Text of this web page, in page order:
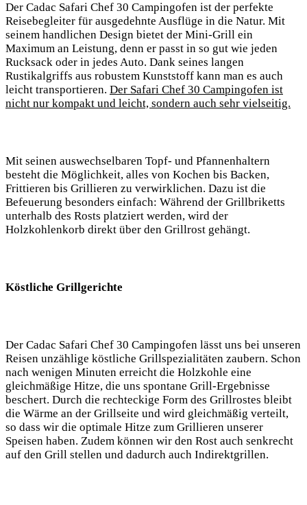
Der Cadac Safari Chef 30 Campingofen ist der perfekte
Reisebegleiter für ausgedehnte Ausflüge in‍ die Natur. Mit
seinem handlichen Design bietet⁤ der Mini-Grill ein
Maximum an Leistung, denn er passt in so gut wie jeden
Rucksack oder in jedes Auto. Dank seines⁣ langen
Rustikalgriffs ​aus robustem Kunststoff ⁤kann man es auch
leicht transportieren. Der Safari Chef ‌30 ⁢Campingofen ist
nicht nur kompakt und leicht, sondern auch sehr vielseitig.
Mit seinen auswechselbaren Topf- und Pfannenhaltern
besteht die Möglichkeit,‌ alles von Kochen bis Backen,
Frittieren bis Grillieren zu verwirklichen. Dazu ist die
Befeuerung besonders einfach: Während der Grillbriketts
unterhalb des Rosts platziert werden, wird der
Holzkohlenkorb direkt‍ über ​den Grillrost gehängt.
Köstliche Grillgerichte
Der Cadac Safari ⁢Chef 30 Campingofen lässt uns bei unseren
Reisen unzählige köstliche​ Grillspezialitäten zaubern. Schon⁢
nach wenigen Minuten erreicht die ⁢Holzkohle eine
gleichmäßige Hitze, die uns spontane Grill-Ergebnisse
beschert. Durch die rechteckige Form des Grillrostes bleibt
die Wärme an der ‌Grillseite und wird‌ gleichmäßig verteilt,
so ⁤dass ‍wir die⁢ optimale ⁢Hitze zum Grillieren unserer
Speisen haben. Zudem können wir ⁤den Rost auch senkrecht
auf den ‍Grill stellen⁢ und dadurch auch​ Indirektgrillen.‍